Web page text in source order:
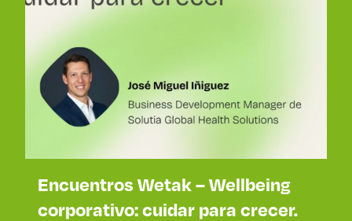
Encuentros Wetak – Wellbeing
corporativo: cuidar para crecer.